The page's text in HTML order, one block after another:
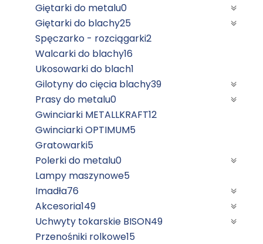
Giętarki do metalu0
Giętarki do blachy25
Spęczarko - rozciągarki2
Walcarki do blachy16
Ukosowarki do blach1
Gilotyny do cięcia blachy39
Prasy do metalu0
Gwinciarki METALLKRAFT12
Gwinciarki OPTIMUM5
Gratowarki5
Polerki do metalu0
Lampy maszynowe5
Imadła76
Akcesoria149
Uchwyty tokarskie BISON49
Przenośniki rolkowe15